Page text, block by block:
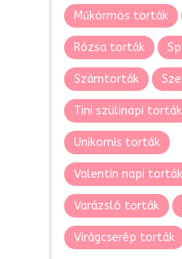
Műkörmös torták
Rózsa torták
Számtorták
Tini szülinapi torták
Unikornis torták
Valentin napi torták
Varázsló torták
Virágcserép torták